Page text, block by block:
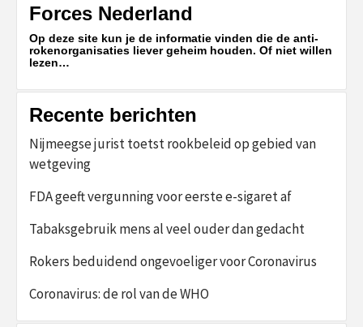
Forces Nederland
Op deze site kun je de informatie vinden die de anti-
rokenorganisaties liever geheim houden. Of niet willen
lezen…
Recente berichten
Nijmeegse jurist toetst rookbeleid op gebied van
wetgeving
FDA geeft vergunning voor eerste e-sigaret af
Tabaksgebruik mens al veel ouder dan gedacht
Rokers beduidend ongevoeliger voor Coronavirus
Coronavirus: de rol van de WHO